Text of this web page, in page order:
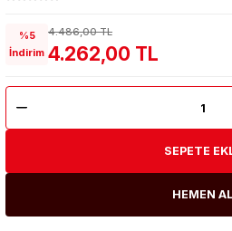
%5
İndirim
4.486,00 TL
4.262,00 TL
SEPETE
HEMEN AL